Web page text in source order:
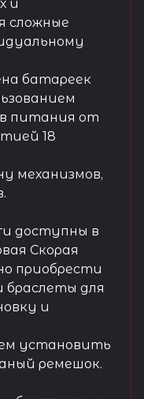
и
сложные
батареек
питания от
18
механизмов,
доступны в
Скорая
приобрести
для
и
установить
ремешок.